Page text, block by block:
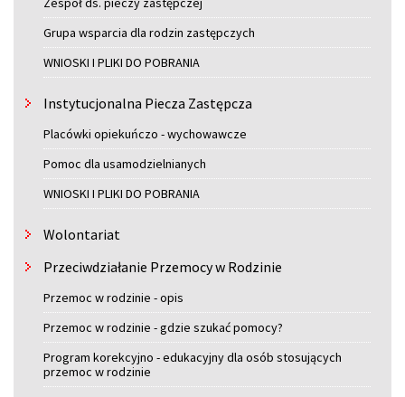
Grupa wsparcia dla rodzin zastępczych
WNIOSKI I PLIKI DO POBRANIA
Instytucjonalna Piecza Zastępcza
Placówki opiekuńczo - wychowawcze
Pomoc dla usamodzielnianych
WNIOSKI I PLIKI DO POBRANIA
Wolontariat
Przeciwdziałanie Przemocy w Rodzinie
Przemoc w rodzinie - opis
Przemoc w rodzinie - gdzie szukać pomocy?
Program korekcyjno - edukacyjny dla osób stosujących
przemoc w rodzinie